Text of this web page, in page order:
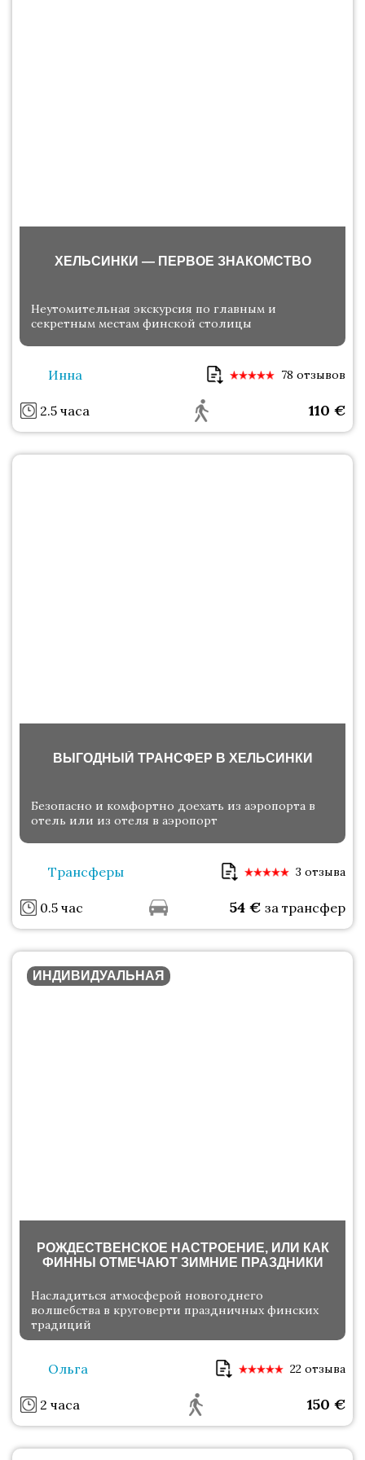
ХЕЛЬСИНКИ — ПЕРВОЕ ЗНАКОМСТВО
Неутомительная экскурсия по главным и
секретным местам финской столицы
Инна 78 отзывов
2.5 часа 110 €
ВЫГОДНЫЙ ТРАНСФЕР В ХЕЛЬСИНКИ
Безопасно и комфортно доехать из аэропорта в
отель или из отеля в аэропорт
Трансферы 3 отзыва
0.5 час 54 € за трансфер
ИНДИВИДУАЛЬНАЯ
РОЖДЕСТВЕНСКОЕ НАСТРОЕНИЕ, ИЛИ КАК
ФИННЫ ОТМЕЧАЮТ ЗИМНИЕ ПРАЗДНИКИ
Насладиться атмосферой новогоднего
волшебства в круговерти праздничных финских
традиций
Ольга 22 отзыва
2 часа 150 €